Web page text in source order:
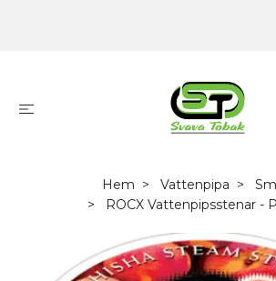
Hem Vattenpipa
ROCX Vattenpipsstenar -